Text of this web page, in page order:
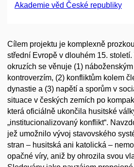
Akademie věd České republiky
Cílem projektu je komplexně
střední Evropě v dlouhém 15.
okruzích se věnuje (1)
kontroverzím, (2) konfliktům kolem
dynastie a (3) napětí a sporům v
situace v českých zemích po
která oficiálně ukončila husitské
„institucionalizovaný konflikt“.
jež umožnilo vývoj stavovského
stran – husitská ani katolická –
opačné víry, aniž by ohrozila svou